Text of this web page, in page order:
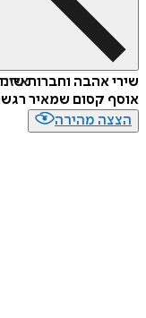
שירי אהבה וחברות
אוסף קסום שמאיר
הצצה מהירה